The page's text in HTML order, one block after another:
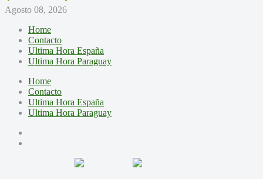
Agosto 08, 2026
Home
Contacto
Ultima Hora España
Ultima Hora Paraguay
Home
Contacto
Ultima Hora España
Ultima Hora Paraguay